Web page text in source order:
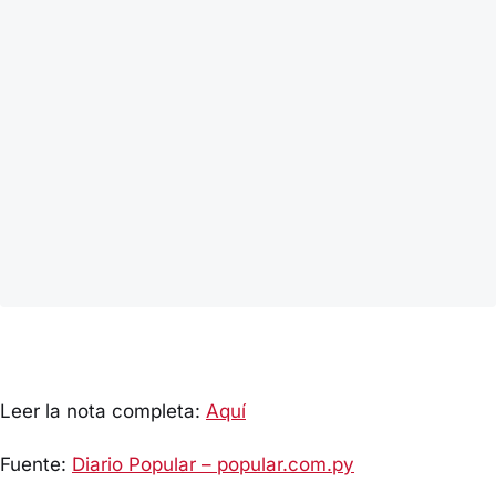
Leer la nota completa: Aquí
Fuente: Diario Popular – popular.com.py